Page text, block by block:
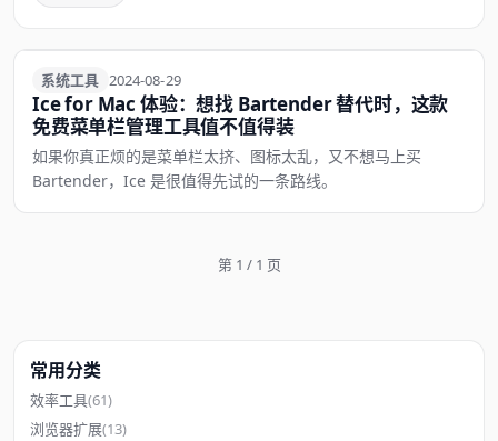
系统工具
系统工具 2024-08-29
Ice for Mac 体验：想找 Bartender 替代时，这款
免费菜单栏管理工具值不值得装
如果你真正烦的是菜单栏太挤、图标太乱，又不想马上买
Bartender，Ice 是很值得先试的一条路线。
第 1 / 1 页
常用分类
效率工具(61)
浏览器扩展(13)